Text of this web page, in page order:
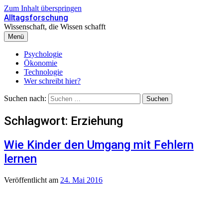
Zum Inhalt überspringen
Alltagsforschung
Wissenschaft, die Wissen schafft
Menü
Psychologie
Ökonomie
Technologie
Wer schreibt hier?
Suchen nach:
Schlagwort: Erziehung
Wie Kinder den Umgang mit Fehlern
lernen
Veröffentlicht am 24. Mai 2016